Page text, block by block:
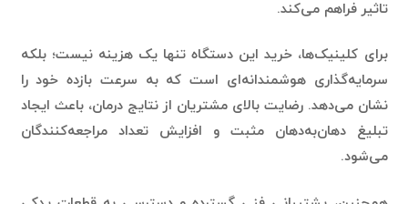
سرمایه‌گذاری هوشمندانه‌ای است که به سرعت بازده خود را
نشان می‌دهد. رضایت بالای مشتریان از نتایج درمان، باعث ایجاد
تبلیغ دهان‌به‌دهان مثبت و افزایش تعداد مراجعه‌کنندگان
می‌شود.